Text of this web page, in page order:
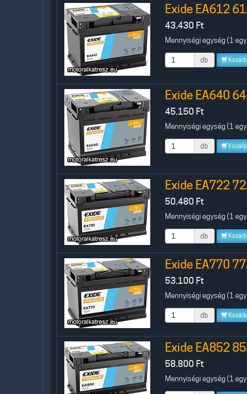
Exide EA612
43.430 Ft
Mennyiségi egység (1
db
Exide EA640
45.150 Ft
Mennyiségi egység (1
db
Exide EA722
50.480 Ft
Mennyiségi egység (1
db
Exide EA770
53.100 Ft
Mennyiségi egység (1
db
Exide EA852
58.800 Ft
Mennyiségi egység (1